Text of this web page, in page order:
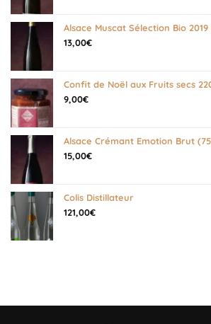
Alsace Muscat Sélection Bio
13,00€
Confit de Noël aux Fruits secs
9,00€
Alsace Crémant Emotion Brut
15,00€
Colis Distillateur
121,00€